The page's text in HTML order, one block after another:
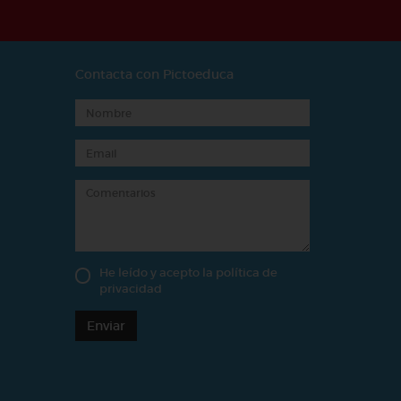
Contacta con Pictoeduca
He leído y acepto la política de
privacidad
Enviar